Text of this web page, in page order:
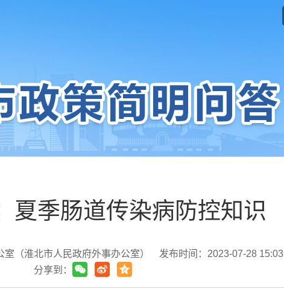
夏季肠道传染病防控知识
（淮北市人民政府外事办公室） 发布时间：2023-07-28 15:03
分享到：